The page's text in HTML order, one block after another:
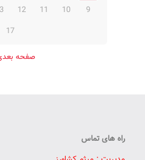
9
10
11
12
17
صفحه
راه های تماس